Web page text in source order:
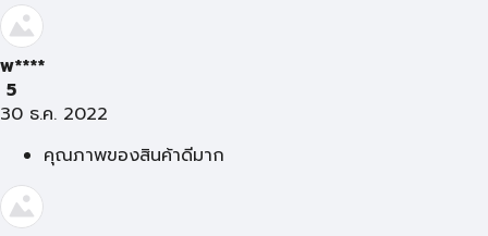
พ****
5
30 ธ.ค. 2022
คุณภาพของสินค้าดีมาก